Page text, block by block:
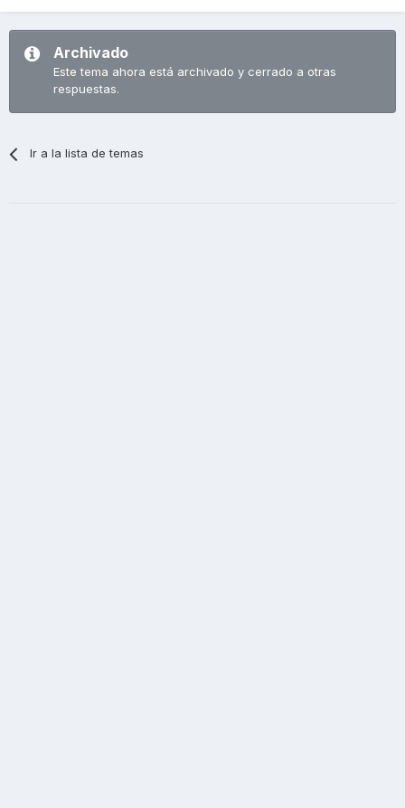
Archivado
Este tema ahora está archivado y cerrado a otras
respuestas.
Ir a la lista de temas